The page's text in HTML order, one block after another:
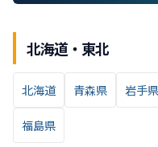
北海道・東北
北海道 青森県 岩手県
福島県